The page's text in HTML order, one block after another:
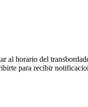
al horario del
para recibir